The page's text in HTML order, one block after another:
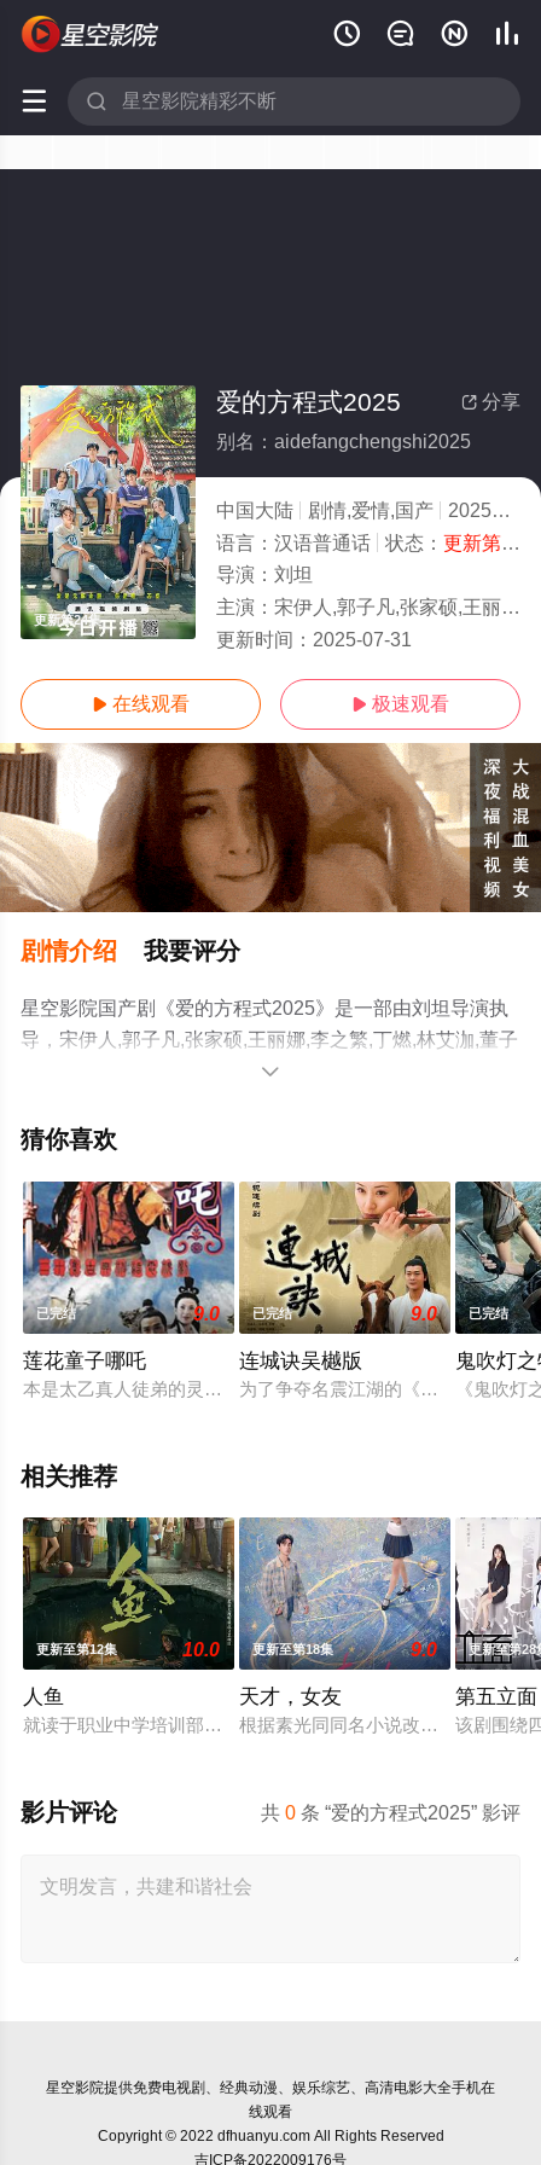
   
 
更新第24集
 分享
爱的方程式2025
别名：aidefangchengshi2025
中国大陆 剧情,爱情,国产 2025
4.0
语言： 汉语普通话 状态： 更新第24集
导演： 刘坦
主演： 宋伊人,郭子凡,张家硕,王丽娜,李之繁,丁燃,林艾泇,董子凡
更新时间： 2025-07-31
 在线观看  极速观看
剧情介绍 我要评分
星空影院国产剧《爱的方程式2025》是一部由刘坦导演执
导，宋伊人,郭子凡,张家硕,王丽娜,李之繁,丁燃,林艾泇,董子
凡等演员精彩演绎的中国大陆电视剧，手机免费观看高清
可移步至豆瓣电视剧、电视猫或剧情网等平台了解。

猜你喜欢
已完结 9.0
莲花童子哪吒
本是太乙真人徒弟的灵珠子（曹骏 饰）因为不小心放走了作恶
已完结 9.0
连城诀吴樾版
为了争夺名震江湖的《连城诀》，同
已完结
鬼吹灯
《鬼吹
相关推荐
更新至第12集 10.0
人鱼
就读于职业中学培训部的花季女生苏琳（黄杨钿甜 饰），虽自
更新至第18集 9.0
天才，女友
根据素光同同名小说改编。江逾白长
更新至第28
第五立面
该剧围绕
共0 条 “爱的方程式2025” 影评
影片评论
星空影院提供免费电视剧、经典动漫、娱乐综艺、高清电影大全手机在
线观看
Copyright © 2022 dfhuanyu.com All Rights Reserved
吉ICP备2022009176号